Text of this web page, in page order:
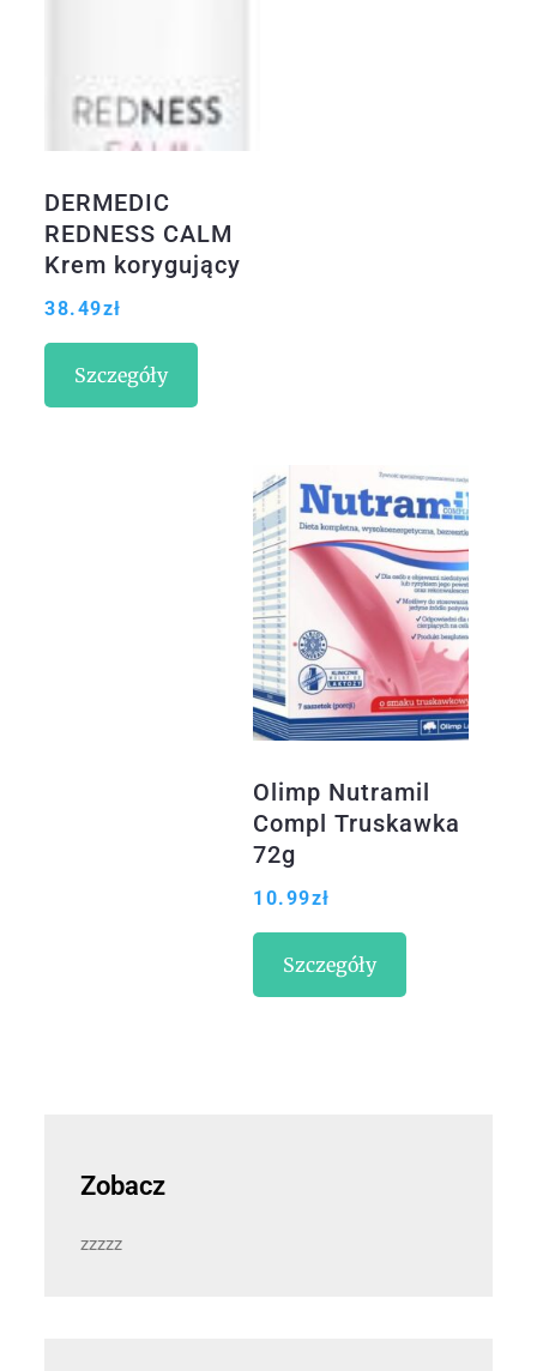
DERMEDIC
REDNESS CALM
Krem korygujący
na dzień UV+IR
38.49zł
Szczegóły
Olimp Nutramil
Compl Truskawka
72g
10.99zł
Szczegóły
Zobacz
zzzzz